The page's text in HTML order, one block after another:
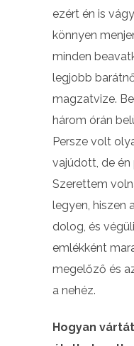
ezért én is
könnyen
minden
legjobb
magzatvize.
három órán
Persze volt
vajúdott, de
Szerettem
legyen, hiszen
dolog, és
emlékként
megelőző és
a nehéz.
Hogyan